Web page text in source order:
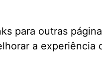
para outras
a